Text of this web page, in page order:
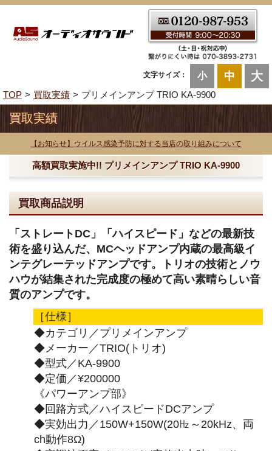
文字サイズ： 小 中 大
TOP 買取実績 プリメインアンプ TRIO KA-9900
買取実績
【お知らせ】ウイルス感染予防に対する当店の取り組みについて
高額買取実施中!! プリメインアンプ TRIO KA-9900
買取商品説明
「ストレートDC」「ハイスピード」などの最新技
術を盛り込んだ、MCヘッドアンプ内蔵の最高級イ
ンテグレーテッドアンプです。トリオの技術とノウ
ハウが結集された完成度の極めて高い素晴らしい音
質のアンプです。
［仕様］
◆カテゴリ／プリメインアンプ
◆メーカー／TRIO(トリオ)
◆型式／KA-9900
◆定価／¥200000
《パワーアンプ部》
◆回路方式／ハイスピードDCアンプ
◆実効出力／150W+150W(20㎐～20kHz、両
ch動作8Ω)